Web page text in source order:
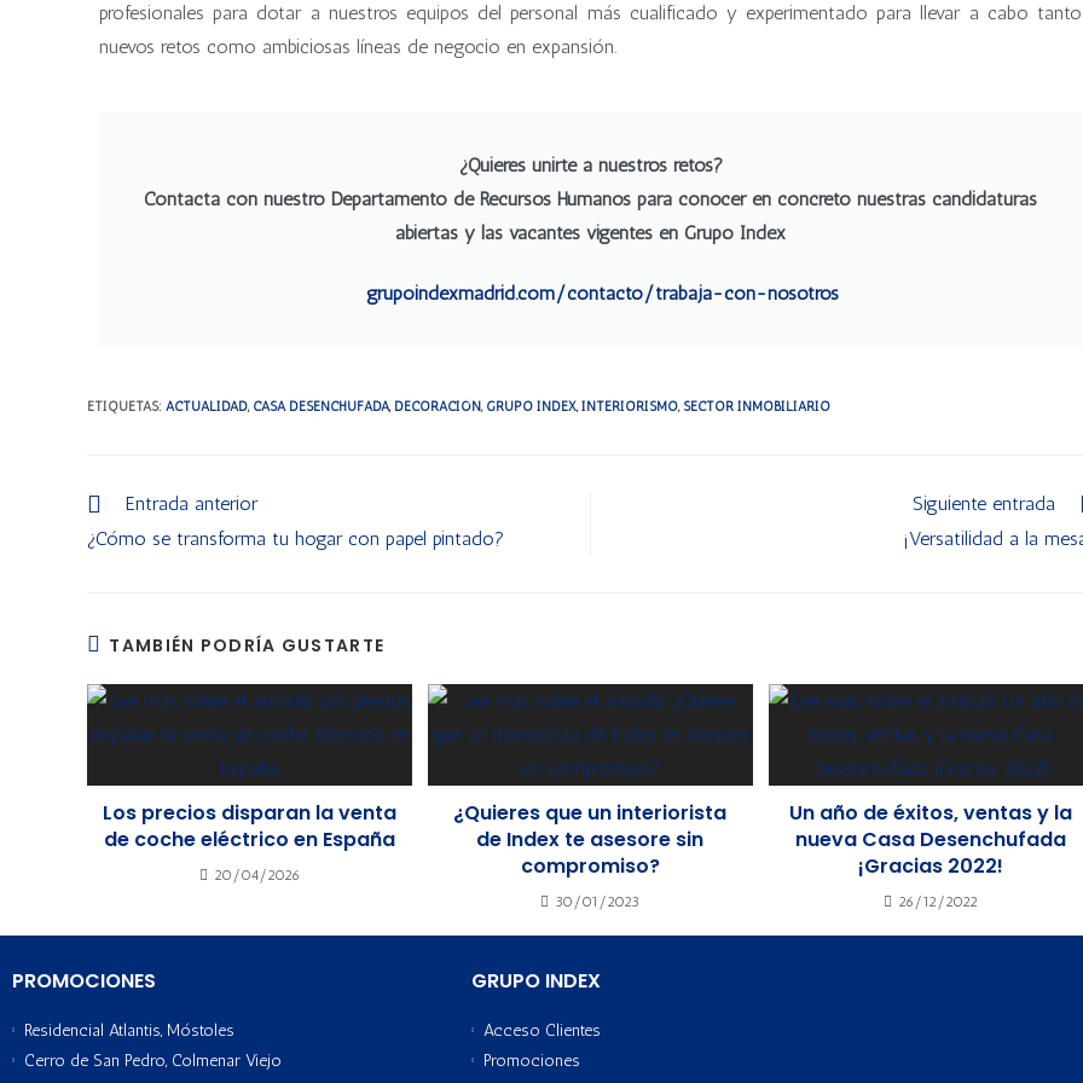
profesionales para dotar a nuestros equipos del personal más cualificado y experimentado para llevar a cabo tanto
nuevos retos como ambiciosas líneas de negocio en expansión.
¿Quieres unirte a nuestros retos?
Contacta con nuestro Departamento de Recursos Humanos para conocer en concreto nuestras candidaturas
abiertas y las vacantes vigentes en Grupo Index
grupoindexmadrid.com/contacto/trabaja-con-nosotros
ETIQUETAS: ACTUALIDAD, CASA DESENCHUFADA, DECORACIÓN, GRUPO INDEX, INTERIORISMO, SECTOR INMOBILIARIO
Entrada anterior
¿Cómo se transforma tu hogar con papel pintado?
Siguiente entrada
¡Versatilidad a la
TAMBIÉN PODRÍA GUSTARTE
Los precios disparan la venta
de coche eléctrico en España
20/04/2026
¿Quieres que un interiorista
de Index te asesore sin
compromiso?
30/01/2023
Un año de éxitos, ventas y la
nueva Casa Desenchufada
¡Gracias 2022!
26/12/2022
PROMOCIONES
Residencial Atlantis, Móstoles
Cerro de San Pedro, Colmenar Viejo
GRUPO INDEX
Acceso Clientes
Promociones